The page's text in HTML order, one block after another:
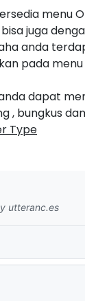
menu
juga
anda
pada
dapat
, bungkus
Type